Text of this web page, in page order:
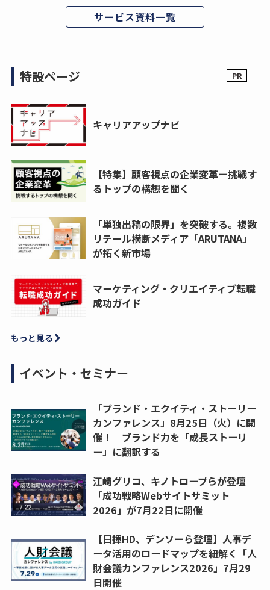
サービス資料一覧
特設ページ
キャリアアップナビ
【特集】顧客視点の企業変革ー挑戦す
るトップの構想を聞く
「単独出稿の限界」を突破する。複数
リテール横断メディア「ARUTANA」
が拓く新市場
マーケティング・クリエイティブ転職
成功ガイド
もっと見る
イベント・セミナー
「ブランド・エクイティ・ストーリー
カンファレンス」8月25日（火）に開
催！ ブランド力を「成長ストーリ
ー」に翻訳する
江崎グリコ、キノトロープらが登壇
「成功戦略Webサイトサミット
2026」が7月22日に開催
【日揮HD、デンソーら登壇】人事デ
ータ活用のロードマップを紐解く「人
財会議カンファレンス2026」7月29
日開催